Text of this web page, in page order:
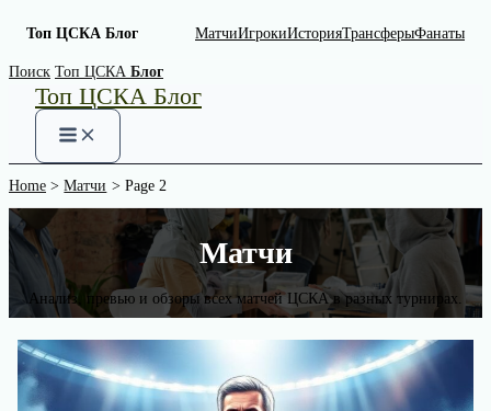
Топ ЦСКА Блог МатчиИгрокиИсторияТрансферыФанаты
Skip
content
Поиск Топ ЦСКА Блог
Топ ЦСКА Блог
Home Матчи Page 2
Матчи
Анализ, превью и обзоры всех матчей ЦСКА в разных турнирах.